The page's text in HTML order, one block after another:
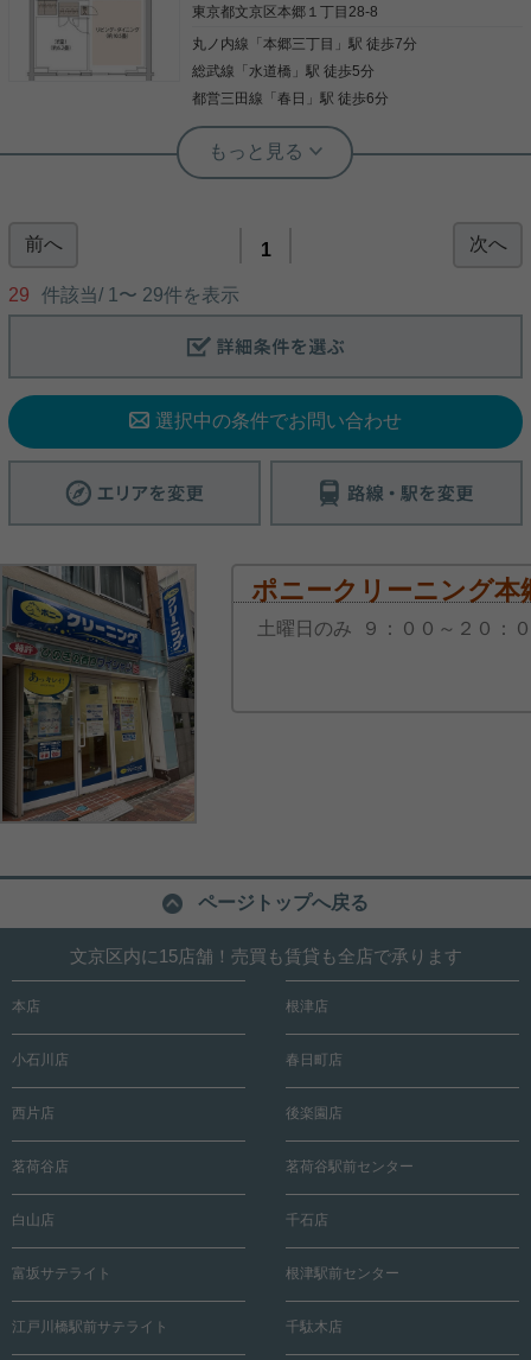
注文した商品が届くので、配送時間を気にせず注文
乾燥機・洗面化粧台などが揃っており、とても充実
しています。こちらの物件はマンションです。賃貸
住宅をお探しの方は、お気軽に当社へご連絡くださ
い。当社は、お客様のご希望に適した住まいのご紹
介をいたします。また、しっかりとサポートいたし
ますのでご安心してお任せください。
写真(9)
東京都文京区本郷１丁目28-8
丸ノ内線 「本郷三丁目 」駅 徒歩7分
総武線 「水道橋 」駅 徒歩5分
都営三田線 「春日 」駅 徒歩6分
実用春日ホーム 本店 砂子-
駅徒歩５分 ２ＬＤＫ ペット相談可
人気マンション！ 誰もが羨むグレード。 ペット飼育
金１か月積増） 楽器演奏応相談（管理規約等遵守
／１０～２０時／１日２時間以上不可） 是非お問合
前へ 1 次へ
29 件該当/ 1 〜 29件を表示
選択中の条件でお問い合わせ
ポニークリーニング本
土曜日のみ ９：００～２０：
ページトップへ戻る
文京区内に15店舗！売買も賃貸も全店で承ります
本店 根津店
小石川店 春日町店
西片店 後楽園店
茗荷谷店 茗荷谷駅前センター
白山店 千石店
富坂サテライト 根津駅前センター
江戸川橋駅前サテライト 千駄木店